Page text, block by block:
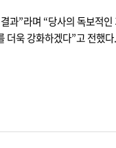
과”라며 “당사의 독보적
더욱 강화하겠다”고 전했다.